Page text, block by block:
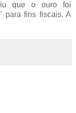
que o ouro foi
para fins fiscais. A